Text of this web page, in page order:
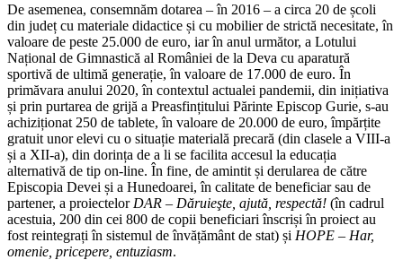
De asemenea, consemnăm dotarea – în 2016 – a circa 20 de școli
din județ cu materiale didactice și cu mobilier de strictă necesitate, în
valoare de peste 25.000 de euro, iar în anul următor, a Lotului
Național de Gimnastică al României de la Deva cu aparatură
sportivă de ultimă generație, în valoare de 17.000 de euro. În
primăvara anului 2020, în contextul actualei pandemii, din inițiativa
și prin purtarea de grijă a Preasfințitului Părinte Episcop Gurie, s-au
achiziționat 250 de tablete, în valoare de 20.000 de euro, împărțite
gratuit unor elevi cu o situație materială precară (din clasele a VIII-a
și a XII-a), din dorința de a li se facilita accesul la educația
alternativă de tip on-line. În fine, de amintit și derularea de către
Episcopia Devei și a Hunedoarei, în calitate de beneficiar sau de
partener, a proiectelor DAR – Dăruieşte, ajută, respectă! (în cadrul
acestuia, 200 din cei 800 de copii beneficiari înscriși în proiect au
fost reintegrați în sistemul de învățământ de stat) și HOPE – Har,
omenie, pricepere, entuziasm.